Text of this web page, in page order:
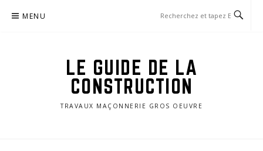
MENU
LE GUIDE DE LA
CONSTRUCTION
TRAVAUX MAÇONNERIE GROS OEUVRE